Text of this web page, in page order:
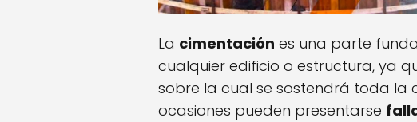
La cimentación es una parte
cualquier edificio o estructura, ya
sobre la cual se sostendrá toda la
ocasiones pueden presentarse